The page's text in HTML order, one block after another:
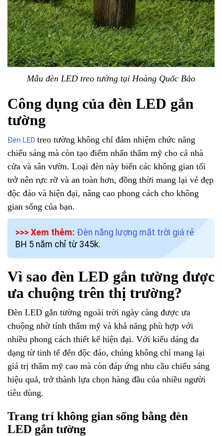
Mẫu đèn LED treo tường tại Hoàng Quốc Bảo
Công dụng của đèn LED gắn
tường
Đèn LED treo tường không chỉ đảm nhiệm chức năng
chiếu sáng mà còn tạo điểm nhấn thẩm mỹ cho cả nhà
cửa và sân vườn. Loại đèn này biến các không gian tối
trở nên rực rỡ và an toàn hơn, đồng thời mang lại vẻ đẹp
độc đáo và hiện đại, nâng cao phong cách cho không
gian sống của bạn.
>>> Xem thêm: Đèn năng lượng mặt trời giá rẻ
BH 5 năm chỉ từ 345k.
Vì sao đèn LED gắn tường được
ưa chuộng trên thị trường?
Đèn LED gắn tường ngoài trời ngày càng được ưa
chuộng nhờ tính thẩm mỹ và khả năng phù hợp với
nhiều phong cách thiết kế hiện đại. Với kiểu dáng đa
dạng từ tinh tế đến độc đáo, chúng không chỉ mang lại
giá trị thẩm mỹ cao mà còn đáp ứng nhu cầu chiếu sáng
hiệu quả, trở thành lựa chọn hàng đầu của nhiều người
tiêu dùng.
Trang trí không gian sống bằng đèn
LED gắn tường